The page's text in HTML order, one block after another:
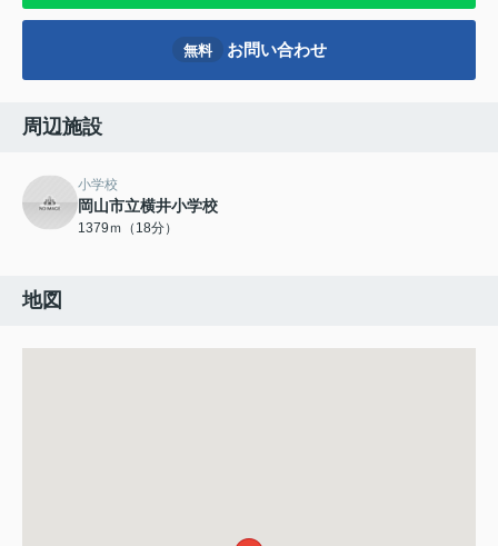
無料 お問い合わせ
周辺施設
小学校
岡山市立横井小学校
1379ｍ（18分）
地図